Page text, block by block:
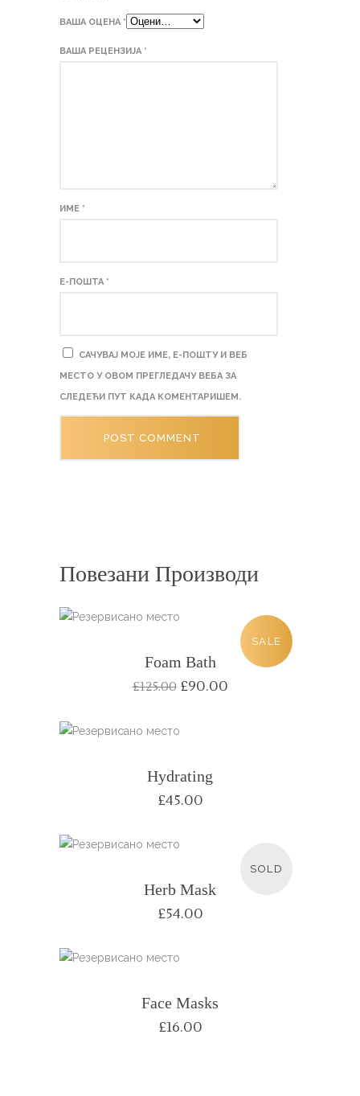
ВАША ОЦЕНА *
ВАША РЕЦЕНЗИЈА *
ИМЕ *
Е-ПОШТА *
САЧУВАЈ МОЈЕ ИМЕ, Е-ПОШТУ И ВЕБ
МЕСТО У ОВОМ ПРЕГЛЕДАЧУ ВЕБА ЗА
СЛЕДЕЋИ ПУТ КАДА КОМЕНТАРИШЕМ.
Повезани Производи
SALE
Foam Bath
£125.00 £90.00
Hydrating
£45.00
SOLD
ПРОЧИТАЈТЕ ЈОШ
Herb Mask
£54.00
Face Masks
£16.00